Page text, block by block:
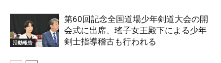
活動報告
第60回記念全国道場少年剣道大会の開
会式に出席、瑤子女王殿下による少年
剣士指導稽古も行われる